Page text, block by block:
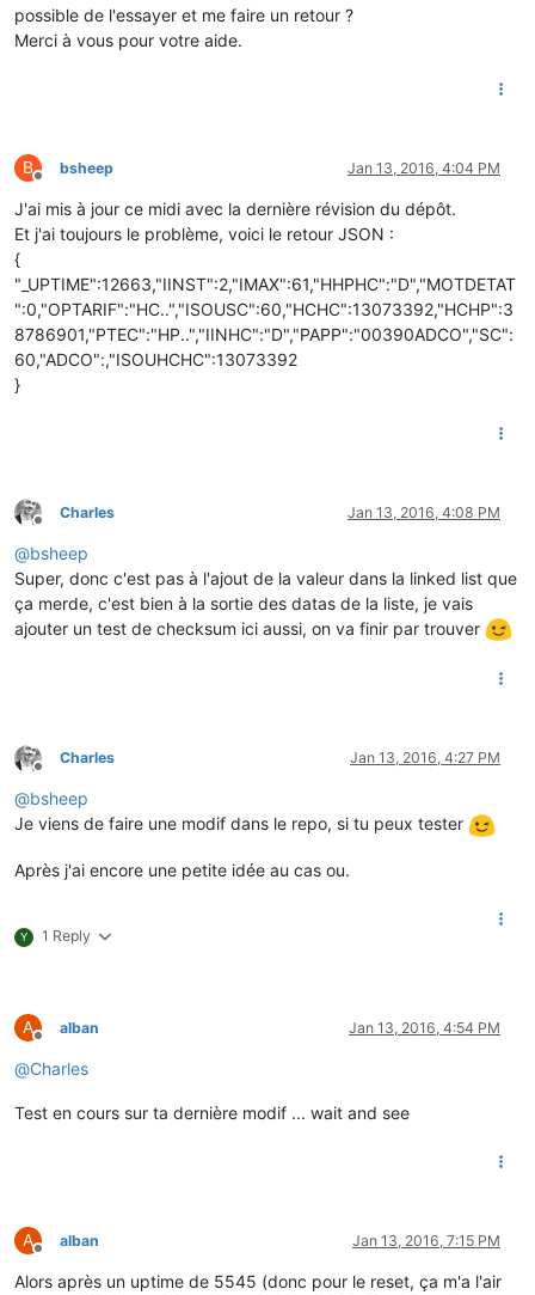
possible de l'essayer et me faire un retour ?
Merci à vous pour votre aide.
B
Offline
bsheep Jan 13, 2016, 4:04 PM
J'ai mis à jour ce midi avec la dernière révision du dépôt.
Et j'ai toujours le problème, voici le retour JSON :
{
"_UPTIME":12663,"IINST":2,"IMAX":61,"HHPHC":"D","MOTDETAT
":0,"OPTARIF":"HC..","ISOUSC":60,"HCHC":13073392,"HCHP":3
8786901,"PTEC":"HP..","IINHC":"D","PAPP":"00390ADCO","SC":
60,"ADCO":,"ISOUHCHC":13073392
}
Offline
Charles Jan 13, 2016, 4:08 PM
@bsheep
Super, donc c'est pas à l'ajout de la valeur dans la linked list que
ça merde, c'est bien à la sortie des datas de la liste, je vais
ajouter un test de checksum ici aussi, on va finir par trouver
Offline
Charles Jan 13, 2016, 4:27 PM
@bsheep
Je viens de faire une modif dans le repo, si tu peux tester
Après j'ai encore une petite idée au cas ou.
Y 1 Reply
A
Offline
alban Jan 13, 2016, 4:54 PM
@Charles
Test en cours sur ta dernière modif ... wait and see
A
Offline
alban Jan 13, 2016, 7:15 PM
Alors après un uptime de 5545 (donc pour le reset, ça m'a l'air